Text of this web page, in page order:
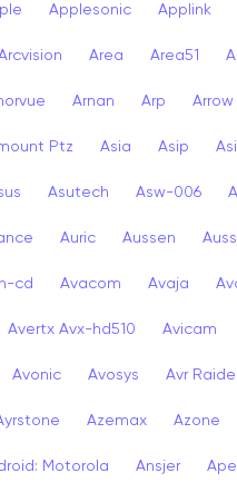
Applesonic Applink
Area Area51
Arnan Arp
Ptz Asia Asip
Asutech Asw-006
Auric Aussen
cd Avacom Avaja
Avertx Avx-hd510 Avicam
Avonic Avosys Avr
Azemax Azone
Motorola Ansjer